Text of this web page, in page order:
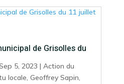
de Grisolles du
5, 2023 | Action du
locale, Geoffrey Sapin,